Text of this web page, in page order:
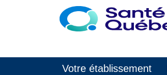
Aller au menu principal
Votre établissement